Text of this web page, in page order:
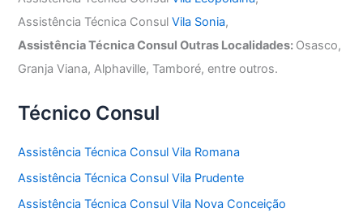
Assistência Técnica ConsulVila Sonia,
Assistência Técnica Consul Outras Localidades: Osasco,
Granja Viana, Alphaville, Tamboré, entre outros.
Técnico Consul
Assistência Técnica Consul Vila Romana
Assistência Técnica Consul Vila Prudente
Assistência Técnica Consul Vila Nova Conceição